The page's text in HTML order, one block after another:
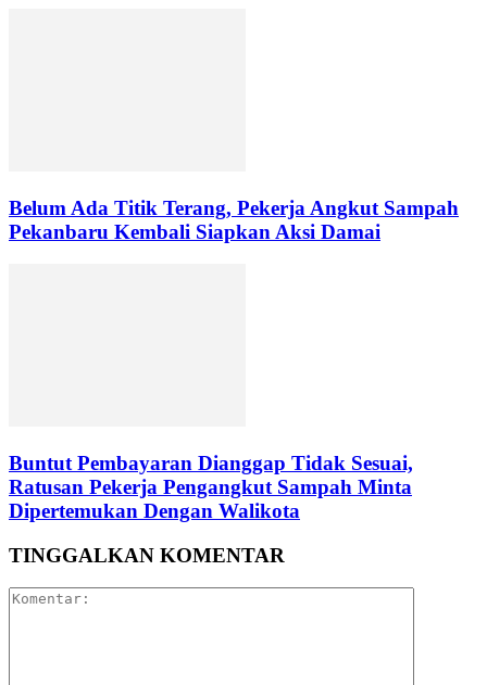
Belum Ada Titik Terang, Pekerja Angkut Sampah
Pekanbaru Kembali Siapkan Aksi Damai
Buntut Pembayaran Dianggap Tidak Sesuai,
Ratusan Pekerja Pengangkut Sampah Minta
Dipertemukan Dengan Walikota
TINGGALKAN KOMENTAR